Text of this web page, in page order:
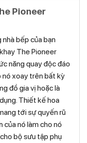
Pioneer
bếp của bạn
The Pioneer
năng quay độc đáo
nó xoay trên bất kỳ
đồ gia vị hoặc là
Thiết kế hoa
tới sự quyến rũ
của nó làm cho nó
bộ sưu tập phụ